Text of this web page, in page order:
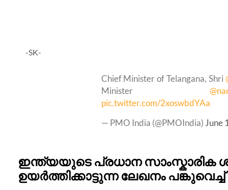
-SK-
Chief Minister of Telangana, Shri
Minister
pic.twitter.com/2xoswbdYAa
— PMO India (@PMOIndia)June
ഇന്ത്യയുടെ പ്രധാന സാംസ്കാരിക
ഉയർത്തിക്കാട്ടുന്ന ലേഖനം